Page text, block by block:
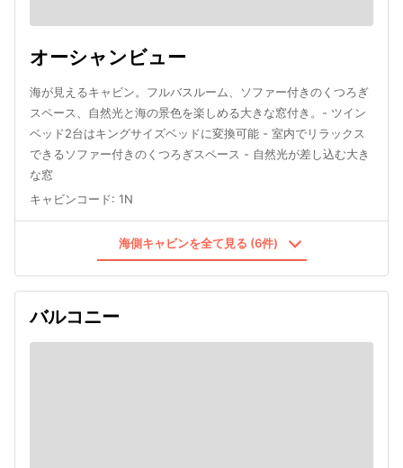
オーシャンビュー
海が見えるキャビン。フルバスルーム、ソファー付きのくつろぎ
スペース、自然光と海の景色を楽しめる大きな窓付き。- ツイン
ベッド2台はキングサイズベッドに変換可能 - 室内でリラックス
できるソファー付きのくつろぎスペース - 自然光が差し込む大き
な窓
キャビンコード: 1N
海側キャビンを全て見る (6件)
バルコニー